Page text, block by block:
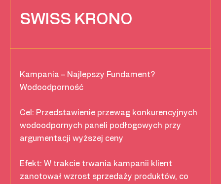
SWISS KRONO
Kampania – Najlepszy Fundament?
Wodoodporność
Cel: Przedstawienie przewag konkurencyjnych
wodoodpornych paneli podłogowych przy
argumentacji wyższej ceny
Efekt: W trakcie trwania kampanii klient
zanotował wzrost sprzedaży produktów, co